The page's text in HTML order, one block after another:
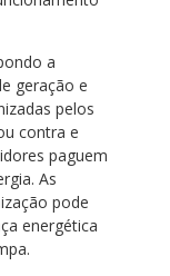
a
geração e
pelos
contra e
paguem
As
pode
energética